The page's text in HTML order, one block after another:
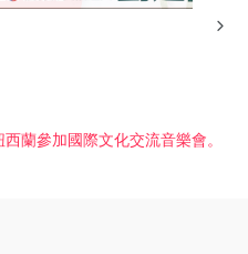
蘭參加國際文化交流音樂會。